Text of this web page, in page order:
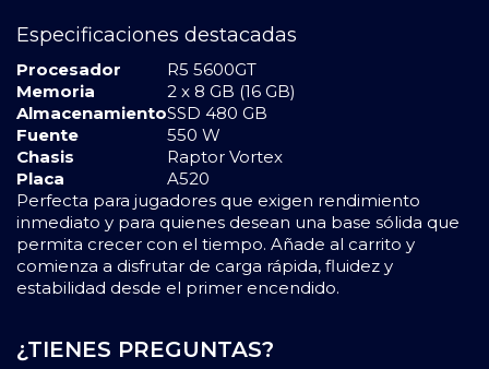
Especificaciones destacadas
Procesador
R5 5600GT
Memoria
2 x 8 GB (16 GB)
AlmacenamientoSSD 480 GB
Fuente
550 W
Chasis
Raptor Vortex
Placa
A520
Perfecta para jugadores que exigen rendimiento
inmediato y para quienes desean una base sólida que
permita crecer con el tiempo. Añade al carrito y
comienza a disfrutar de carga rápida, fluidez y
estabilidad desde el primer encendido.
¿TIENES PREGUNTAS?